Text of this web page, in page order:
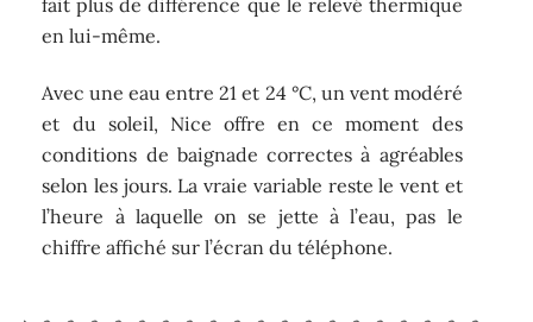
en lui-même.
Avec une eau entre 21 et 24 °C, un vent modéré
et du soleil, Nice offre en ce moment des
conditions de baignade correctes à agréables
selon les jours. La vraie variable reste le vent et
l’heure à laquelle on se jette à l’eau, pas le
chiffre affiché sur l’écran du téléphone.